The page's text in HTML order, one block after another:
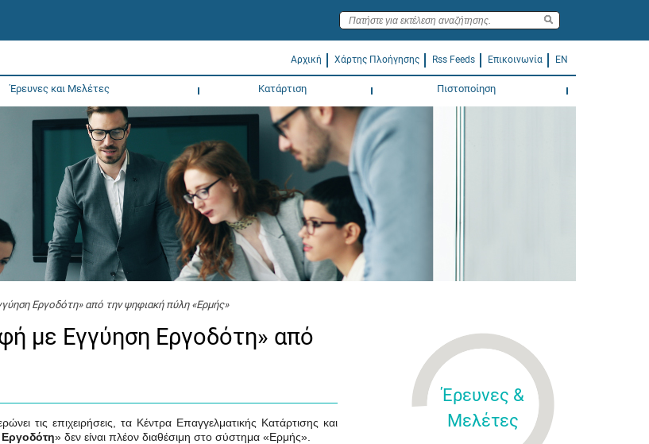
Αρχική Χάρτης Πλοήγησης Rss Feeds Επικοινωνία EN
Έρευνες και Μελέτες Κατάρτιση Πιστοποίηση
Εργοδότη» από την ψηφιακή πύλη «Ερμής»
με Εγγύηση Εργοδότη» από
τις επιχειρήσεις, τα Κέντρα Επαγγελματικής Κατάρτισης και
» δεν είναι πλέον διαθέσιμη στο σύστημα «Ερμής».
Έρευνες &
Μελέτες